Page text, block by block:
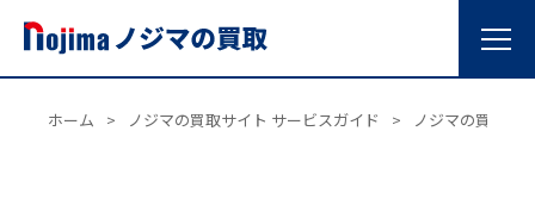
ホーム > ノジマの買取サイト サービスガイド > ノジマの買取サ